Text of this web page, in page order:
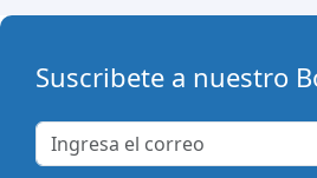
Suscribete a nuestro